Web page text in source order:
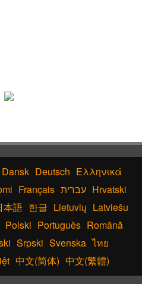
Dansk Deutsch Ελληνικά
Français עברית Hrvatski
本語 한글 Lietuvių Latviešu
Polski Português Română
Srpski Svenska ไทย
中文(简体) 中文(繁體)